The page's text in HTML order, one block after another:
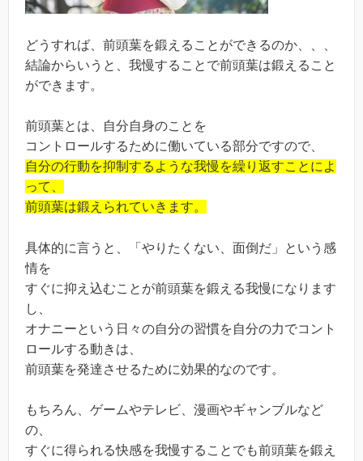
どうすれば、前頭葉を鍛えることができるのか、、、
結論からいうと、我慢することで前頭葉は鍛えること
ができます。
前頭葉とは、自分自身のことを
コントロールするために働いている部分ですので、
自分の行動を抑制するような我慢を繰り返すことによ
って、
前頭葉は鍛えられていきます。
具体的に言うと、「やりたくない、面倒だ」という感
情を
すぐに抑え込むことが前頭葉を鍛える我慢になります
し、
オナニーという日々の自分の習慣を自分の力でコント
ロールする動きは、
前頭葉を発達させるために効果的なのです。
もちろん、ゲームやテレビ、漫画やギャンブルなど
の、
すぐに得られる快感を我慢することでも前頭葉を鍛え